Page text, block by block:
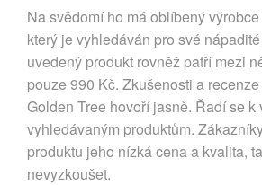
Na svědomí ho má oblíbený výrobce
který je vyhledáván pro své
uvedený produkt rovněž patří mezi
pouze 990 Kč. Zkušenosti a
Golden Tree hovoří jasně. Řadí se k
vyhledávaným produktům.
produktu jeho nízká cena a kvalita,
nevyzkoušet.